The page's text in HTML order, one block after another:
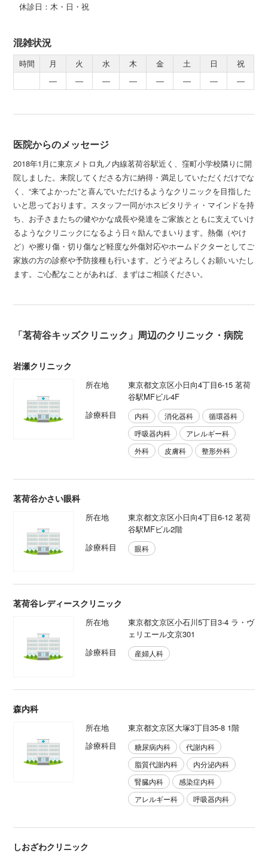
休診日：木・日・祝
混雑状況
時間 月 火 水 木 金 土 日
祝
―
― ― ― ― ― ― ―
医院からのメッセージ
2018年1月に東京メトロ丸ノ内線茗荷谷駅近く、窪町小学校隣りに開
院しました。来院してくださる方に納得・満足していただくだけでな
く、“来てよかった”と喜んでいただけるようなクリニックを目指した
いと思っております。スタッフ一同がホスピタリティ・マインドを持
ち、お子さまたちの健やかな成長や発達をご家族とともに支えていけ
るようなクリニックになるよう日々励んでまいります。熱傷（やけ
ど）や擦り傷・切り傷など軽度な外傷対応やホームドクターとしてご
家族の方の診察や予防接種も行います。どうぞよろしくお願いいたし
ます。ご心配なことがあれば、まずはご相談ください。
「茗荷谷キッズクリニック」周辺のクリニック・病院
岩瀬クリニック
所在地
東京都文京区小日向4丁目6-15 茗荷
谷駅MFビル4F
診療科目
内科 消化器科
循環器科
呼吸器内科
アレルギー科
外科
皮膚科 整形外科
茗荷谷かさい眼科
所在地
東京都文京区小日向4丁目6-12 茗荷
谷駅MFビル2階
診療科目
眼科
茗荷谷レディースクリニック
所在地
東京都文京区小石川5丁目3-4 ラ・ヴ
ェリエール文京301
診療科目
産婦人科
森内科
所在地
東京都文京区大塚3丁目35-8 1階
診療科目
糖尿病内科
代謝内科
脂質代謝内科
内分泌内科
腎臓内科
感染症内科
アレルギー科
呼吸器内科
しおざわクリニック